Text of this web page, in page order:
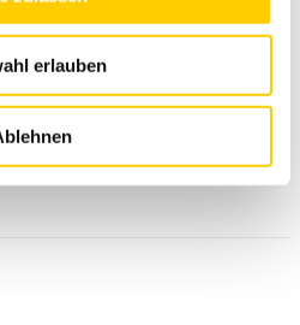
erlauben
sistēma